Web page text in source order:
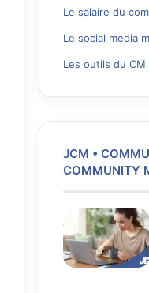
Le salaire du
Le social media
Les outils du CM
JCM •
COMMUNITY